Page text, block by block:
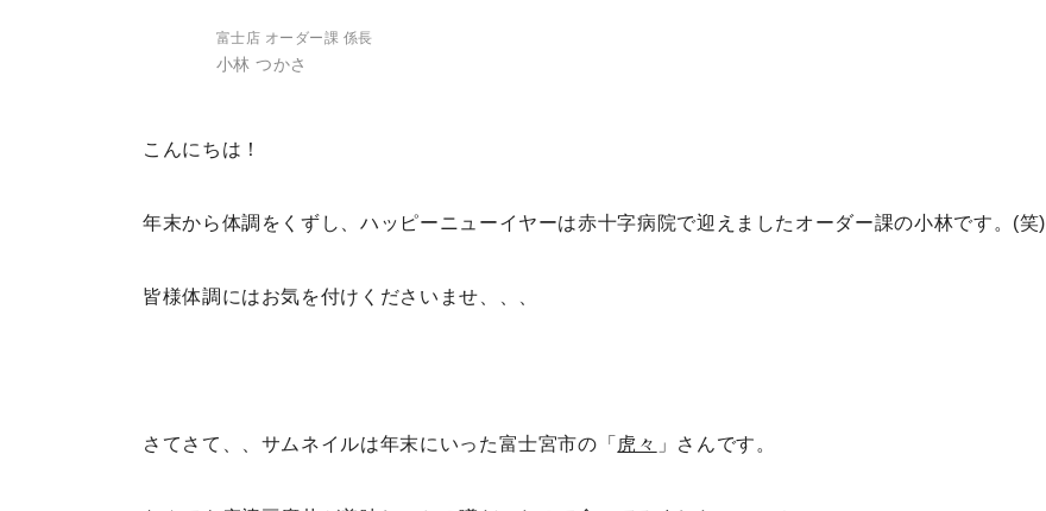
富士店 オーダー課 係長
小林 つかさ
こんにちは！
年末から体調をくずし、ハッピーニューイヤーは赤十字病院で迎えましたオーダー課の小林です。(笑)
皆様体調にはお気を付けくださいませ、、、
さてさて、、サムネイルは年末にいった富士宮市の「 虎々 」さんです。